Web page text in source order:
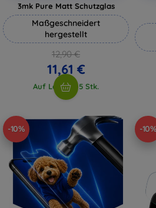
3mk Pure Matt Schutzglas
Maßgeschneidert
hergestellt
12,90 €
11,61 €
Auf Lager > 5 Stk.
-10% -10%